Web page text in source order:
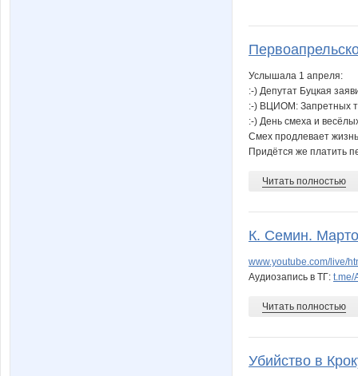
Услышала 1 апреля:
:-) Депутат Буцкая
:-) ВЦИОМ: Запретных
:-) День смеха и
Смех продлевает
Придётся же платить
Читать полностью
К. Семин.
www.youtube.com/live/
Аудиозапись в ТГ: t.me/
Читать полностью
Убийство в